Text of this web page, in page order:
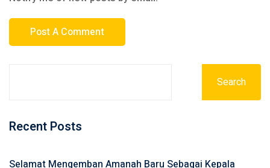
Search
Recent Posts
Selamat Mengemban Amanah Baru Sebagai Kepala